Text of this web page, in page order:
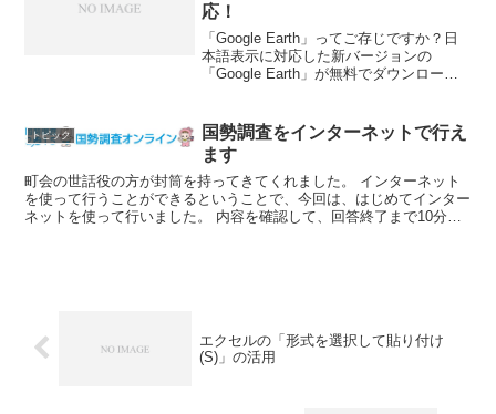
応！
「Google Earth」ってご存じですか？日
本語表示に対応した新バージョンの
「Google Earth」が無料でダウンロード
すると、世界中の地図を見ることがで...
トピック
国勢調査をインターネットで行え
ます
町会の世話役の方が封筒を持ってきてくれました。 インターネット
を使って行うことができるということで、今回は、はじめてインター
ネットを使って行いました。 内容を確認して、回答終了まで10分く
エクセルの「形式を選択して貼り付け
(S)」の活用